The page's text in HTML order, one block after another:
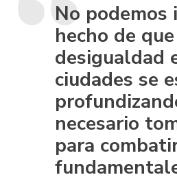
No podemos
hecho de
desigualdad
ciudades se
necesario
para